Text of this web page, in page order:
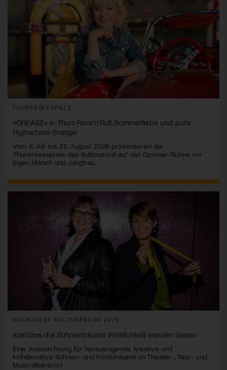
THUNERSEESPIELE
«GREASE» in Thun: Rock’n’Roll, Sommerliebe und pure
Highschool-Energie
Vom 8. Juli bis 22. August 2026 präsentieren die
Thunerseespiele das Kultmusical auf der Openair-Bühne vor
Eiger, Mönch und Jungfrau.
RHEINTALER KULTURPREISE 2025
Kostüme, die Bühnenträume Wirklichkeit werden lassen
Eine Auszeichnung für herausragende kreative und
kollaborative Bühnen- und Kostümkunst im Theater-, Tanz- und
Musicalbereich!